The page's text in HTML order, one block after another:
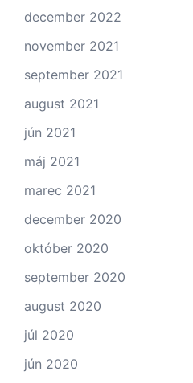
december 2022
november 2021
september 2021
august 2021
jún 2021
máj 2021
marec 2021
december 2020
október 2020
september 2020
august 2020
júl 2020
jún 2020